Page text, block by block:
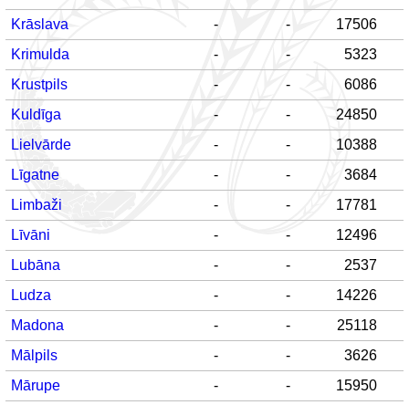
Krāslava
- -
17506
Krimulda
- -
5323
Krustpils
- -
6086
Kuldīga
- -
24850
Lielvārde
- -
10388
Līgatne
- -
3684
Limbaži
- -
17781
Līvāni
- -
12496
Lubāna
- -
2537
Ludza
- -
14226
Madona
- -
25118
Mālpils
- -
3626
Mārupe
- -
15950